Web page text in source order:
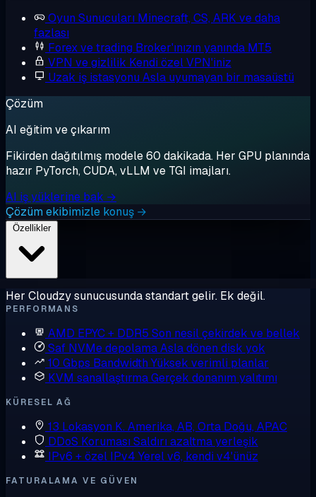
Oyun Sunucuları Minecraft, CS, ARK ve daha
fazlası
Forex ve trading Broker'ınızın yanında MT5
VPN ve gizlilik Kendi özel VPN'iniz
Uzak iş istasyonu Asla uyumayan bir masaüstü
Çözüm
AI eğitim ve çıkarım
Fikirden dağıtılmış modele 60 dakikada. Her GPU planında
hazır PyTorch, CUDA, vLLM ve TGI imajları.
AI iş yüklerine bak →
Çözüm ekibimizle konuş →
Özellikler
Her Cloudzy sunucusunda standart gelir. Ek değil.
PERFORMANS
AMD EPYC + DDR5 Son nesil çekirdek ve bellek
Saf NVMe depolamaAsla dönen disk yok
10 Gbps Bandwidth Yüksek verimli planlar
KVM sanallaştırmaGerçek donanım yalıtımı
KÜRESEL AĞ
13 Lokasyon K. Amerika, AB, Orta Doğu, APAC
DDoS Koruması Saldırı azaltma yerleşik
IPv6 + özel IPv4 Yerel v6, kendi v4'ünüz
FATURALAMA VE GÜVEN